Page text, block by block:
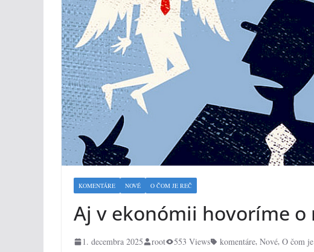
KOMENTÁRE NOVÉ O ČOM JE REČ
Aj v ekonómii hovoríme o
1. decembra 2025 root 553 Views komentáre, Nové, O čom